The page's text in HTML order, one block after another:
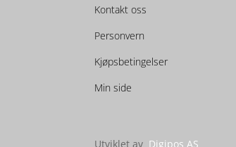
Kontakt oss
Personvern
Kjøpsbetingelser
Min side
Utviklet av Digipos AS